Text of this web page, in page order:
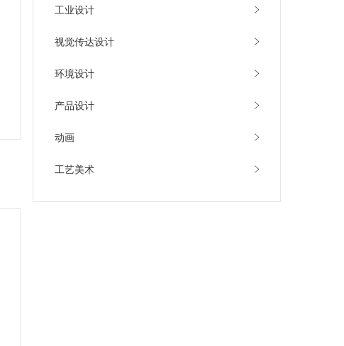
工业设计
视觉传达设计
环境设计
产品设计
动画
工艺美术